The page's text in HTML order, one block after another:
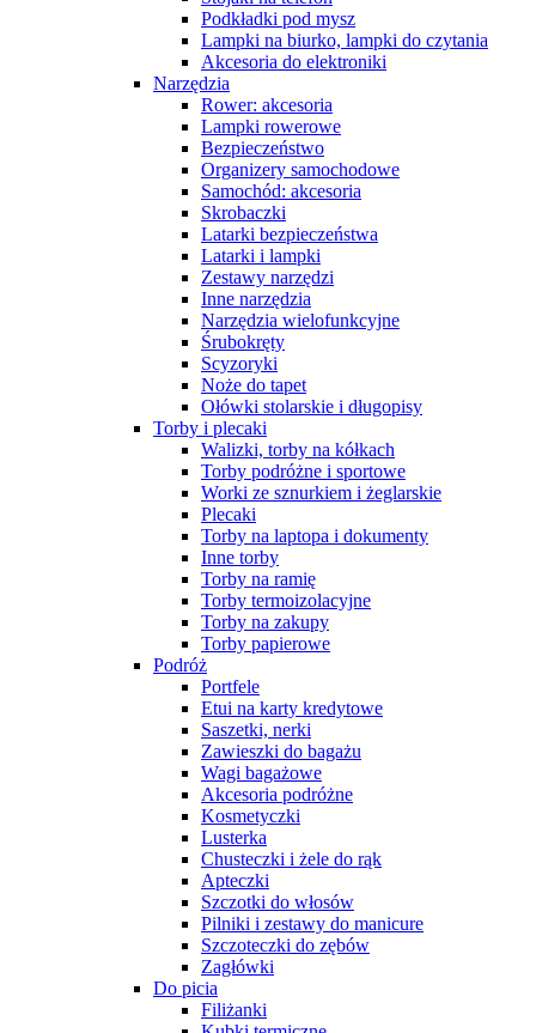
Podkładki pod mysz
Lampki na biurko, lampki do czytania
Akcesoria do elektroniki
Narzędzia
Rower: akcesoria
Lampki rowerowe
Bezpieczeństwo
Organizery samochodowe
Samochód: akcesoria
Skrobaczki
Latarki bezpieczeństwa
Latarki i lampki
Zestawy narzędzi
Inne narzędzia
Narzędzia wielofunkcyjne
Śrubokręty
Scyzoryki
Noże do tapet
Ołówki stolarskie i długopisy
Torby i plecaki
Walizki, torby na kółkach
Torby podróżne i sportowe
Worki ze sznurkiem i żeglarskie
Plecaki
Torby na laptopa i dokumenty
Inne torby
Torby na ramię
Torby termoizolacyjne
Torby na zakupy
Torby papierowe
Podróż
Portfele
Etui na karty kredytowe
Saszetki, nerki
Zawieszki do bagażu
Wagi bagażowe
Akcesoria podróżne
Kosmetyczki
Lusterka
Chusteczki i żele do rąk
Apteczki
Szczotki do włosów
Pilniki i zestawy do manicure
Szczoteczki do zębów
Zagłówki
Do picia
Filiżanki